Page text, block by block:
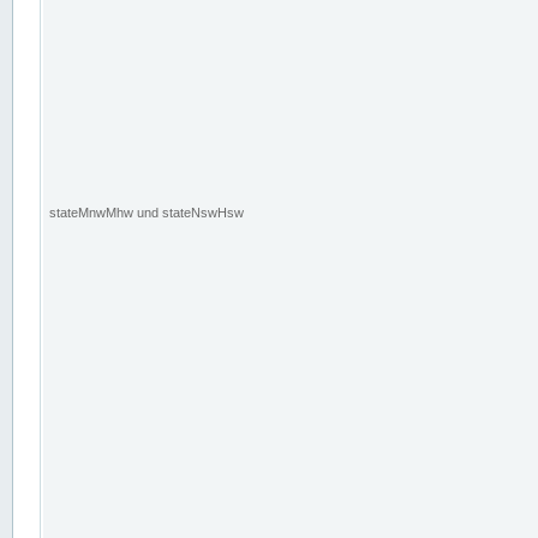
stateMnwMhw und stateNswHsw